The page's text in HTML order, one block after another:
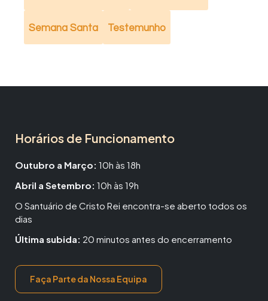
Semana Santa Testemunho
Horários de Funcionamento
Outubro a Março: 10h às 18h
Abril a Setembro: 10h às 19h
O Santuário de Cristo Rei encontra-se aberto todos os
dias
Última subida: 20 minutos antes do encerramento
Faça Parte da Nossa Equipa